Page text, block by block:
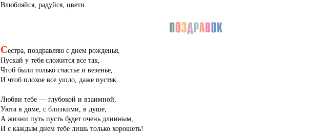
Влюбляйся, радуйся, цвети.
Сестра, поздравляю с днем рожденья,
Пускай у тебя сложится все так,
Чтоб были только счастье и везенье,
И чтоб плохое все ушло, даже пустяк.
Любви тебе — глубокой и взаимной,
Уюта в доме, с близкими, в душе,
А жизни путь пусть будет очень длинным,
И с каждым днем тебе лишь только хорошеть!